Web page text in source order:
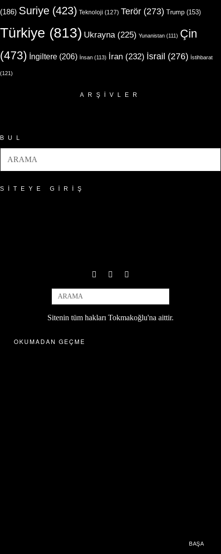
(186) Suriye (423) Teknoloji (127) Terör (273) Trump (153)
Türkiye (813) Ukrayna (225) Yunanistan (111) Çin
(473) İngiltere (206) İnsan (113) İran (232) İsrail (276) İstihbarat
(121)
ARŞIVLER
BUL
SITEYE GIRIŞ
Sitenin tüm hakları Tokmakoğlu'na aittir.
BAŞA
OKUMADAN GEÇME